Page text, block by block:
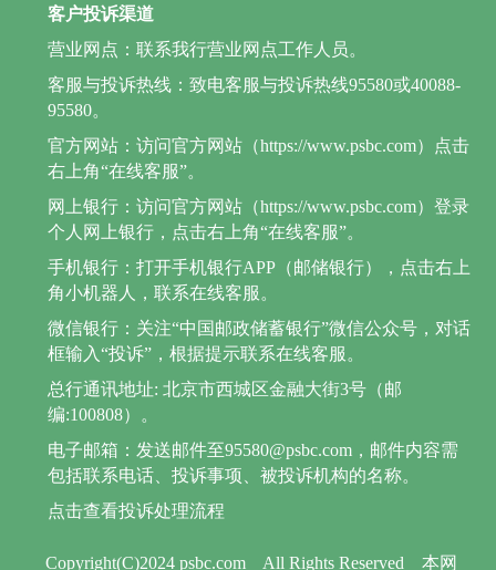
Copyright(C)2024 psbc.com All Rights Reserved 本网
客户投诉渠道
营业网点：联系我行营业网点工作人员。
客服与投诉热线：致电客服与投诉热线95580或40088-
95580。
官方网站：访问官方网站（https://www.psbc.com）点击
右上角“在线客服”。
网上银行：访问官方网站（https://www.psbc.com）登录
个人网上银行，点击右上角“在线客服”。
手机银行：打开手机银行APP（邮储银行），点击右上
角小机器人，联系在线客服。
微信银行：关注“中国邮政储蓄银行”微信公众号，对话
框输入“投诉”，根据提示联系在线客服。
总行通讯地址: 北京市西城区金融大街3号（邮
编:100808）。
电子邮箱：发送邮件至95580@psbc.com，邮件内容需
包括联系电话、投诉事项、被投诉机构的名称。
点击查看投诉处理流程